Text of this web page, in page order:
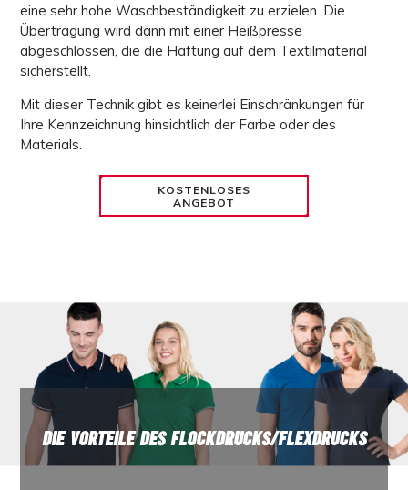
eine sehr hohe Waschbeständigkeit zu erzielen. Die
Übertragung wird dann mit einer Heißpresse
abgeschlossen, die die Haftung auf dem Textilmaterial
sicherstellt.
Mit dieser Technik gibt es keinerlei Einschränkungen für
Ihre Kennzeichnung hinsichtlich der Farbe oder des
Materials.
KOSTENLOSES
ANGEBOT
DIE VORTEILE DES FLOCKDRUCKS/FLEXDRUCKS